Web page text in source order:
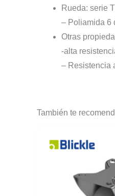
Rueda: serie
– Poliamida 6
Otras
-alta
– Resistencia
También te